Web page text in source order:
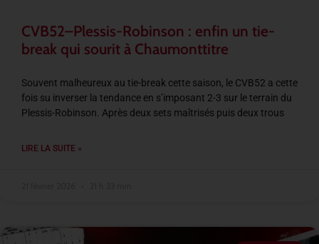
CVB52–Plessis-Robinson : enfin un tie-
break qui sourit à Chaumonttitre
Souvent malheureux au tie-break cette saison, le CVB52 a cette
fois su inverser la tendance en s’imposant 2-3 sur le terrain du
Plessis-Robinson. Après deux sets maîtrisés puis deux trous
LIRE LA SUITE »